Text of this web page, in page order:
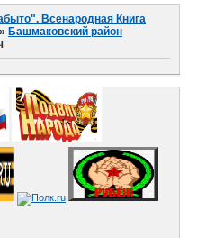
Всенародная Книга
» Башмаковский район